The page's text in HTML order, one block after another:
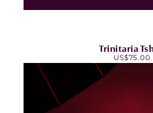
Trinitaria
US$75.00